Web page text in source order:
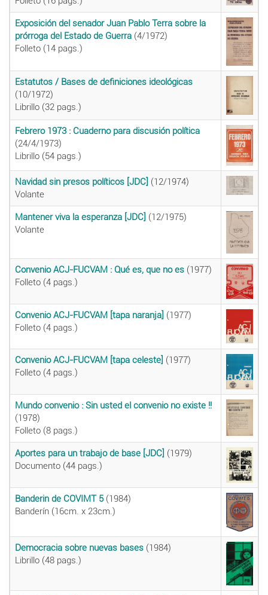
Exposición del senador Juan Pablo Terra sobre la
prórroga del Estado de Guerra (4/1972)
Folleto (14 pags.)
Estatutos / Bases de definiciones ideológicas
(10/1972)
Librillo (32 pags.)
Febrero 1973 : Cuaderno para discusión política
(24/4/1973)
Librillo (54 pags.)
Navidad sin presos políticos [JDC] (12/1974)
Volante
Mantener viva la esperanza [JDC] (12/1975)
Volante
Convenio ACJ-FUCVAM : Qué es, que no es (1977)
Folleto (4 pags.)
Convenio ACJ-FUCVAM [tapa naranja] (1977)
Folleto (4 pags.)
Convenio ACJ-FUCVAM [tapa celeste] (1977)
Folleto (4 pags.)
Mundo convenio : Sin usted el convenio no existe !!
(1978)
Folleto (8 pags.)
Aportes para un trabajo de base [JDC] (1979)
Documento (44 pags.)
Banderin de COVIMT 5(1984)
Banderín (16cm. x 23cm.)
Democracia sobre nuevas bases (1984)
Librillo (48 pags.)